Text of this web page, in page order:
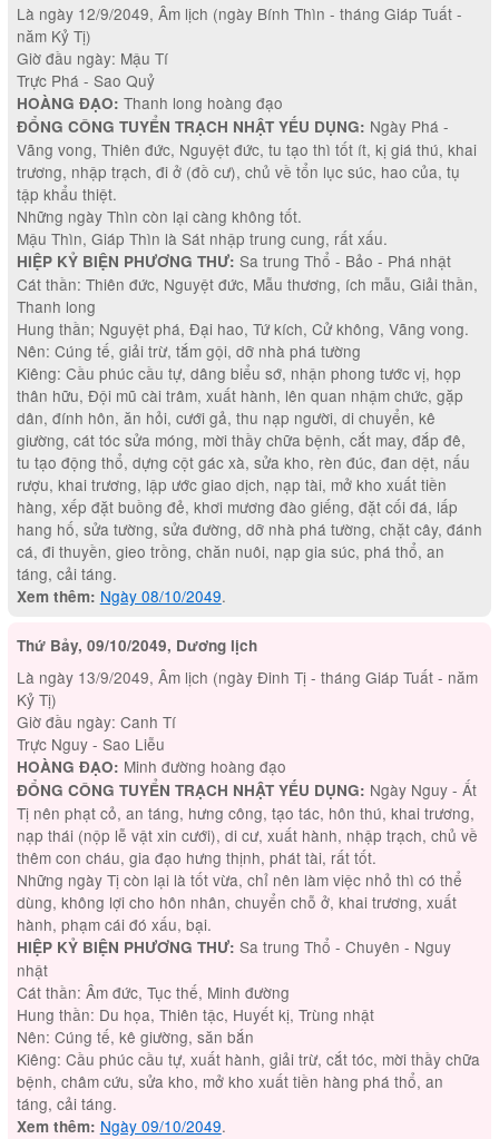
Là ngày 12/9/2049, Âm lịch (ngày Bính Thìn - tháng Giáp Tuất -
năm Kỷ Tị)
Giờ đầu ngày: Mậu Tí
Trực Phá - Sao Quỷ
HOÀNG ĐẠO: Thanh long hoàng đạo
ĐỔNG CÔNG TUYỂN TRẠCH NHẬT YẾU DỤNG: Ngày Phá -
Vãng vong, Thiên đức, Nguyệt đức, tu tạo thì tốt ít, kị giá thú, khai
trương, nhập trạch, đi ở (đồ cư), chủ về tổn lục súc, hao của, tụ
tập khẩu thiệt.
Những ngày Thìn còn lại càng không tốt.
Mậu Thìn, Giáp Thìn là Sát nhập trung cung, rất xấu.
HIỆP KỶ BIỆN PHƯƠNG THƯ: Sa trung Thổ - Bảo - Phá nhật
Cát thần: Thiên đức, Nguyệt đức, Mẫu thương, ích mẫu, Giải thần,
Thanh long
Hung thần; Nguyệt phá, Đại hao, Tứ kích, Cử không, Vãng vong.
Nên: Cúng tế, giải trừ, tắm gội, dỡ nhà phá tường
Kiêng: Cầu phúc cầu tự, dâng biểu sớ, nhận phong tước vị, họp
thân hữu, Đội mũ cài trâm, xuất hành, lên quan nhậm chức, gặp
dân, đính hôn, ăn hỏi, cưới gả, thu nạp người, di chuyển, kê
giường, cát tóc sửa móng, mời thầy chữa bệnh, cắt may, đắp đê,
tu tạo động thổ, dựng cột gác xà, sửa kho, rèn đúc, đan dệt, nấu
rượu, khai trương, lập ước giao dịch, nạp tài, mở kho xuất tiền
hàng, xếp đặt buồng đẻ, khơi mương đào giếng, đặt cối đá, lấp
hang hố, sửa tường, sửa đường, dỡ nhà phá tường, chặt cây, đánh
cá, đi thuyền, gieo trồng, chăn nuôi, nạp gia súc, phá thổ, an
táng, cải táng.
Xem thêm: Ngày 08/10/2049.
Thứ Bảy, 09/10/2049, Dương lịch
Là ngày 13/9/2049, Âm lịch (ngày Đinh Tị - tháng Giáp Tuất - năm
Kỷ Tị)
Giờ đầu ngày: Canh Tí
Trực Nguy - Sao Liễu
HOÀNG ĐẠO: Minh đường hoàng đạo
ĐỔNG CÔNG TUYỂN TRẠCH NHẬT YẾU DỤNG: Ngày Nguy - Ất
Tị nên phạt cỏ, an táng, hưng công, tạo tác, hôn thú, khai trương,
nạp thái (nộp lễ vật xin cưới), di cư, xuất hành, nhập trạch, chủ về
thêm con cháu, gia đạo hưng thịnh, phát tài, rất tốt.
Những ngày Tị còn lại là tốt vừa, chỉ nên làm việc nhỏ thì có thể
dùng, không lợi cho hôn nhân, chuyển chỗ ở, khai trương, xuất
hành, phạm cái đó xấu, bại.
HIỆP KỶ BIỆN PHƯƠNG THƯ: Sa trung Thổ - Chuyên - Nguy
nhật
Cát thần: Âm đức, Tục thế, Minh đường
Hung thần: Du họa, Thiên tậc, Huyết kị, Trùng nhật
Nên: Cúng tế, kê giường, săn bắn
Kiêng: Cầu phúc cầu tự, xuất hành, giải trừ, cắt tóc, mời thầy chữa
bệnh, châm cứu, sửa kho, mở kho xuất tiền hàng phá thổ, an
táng, cải táng.
Xem thêm: Ngày 09/10/2049.